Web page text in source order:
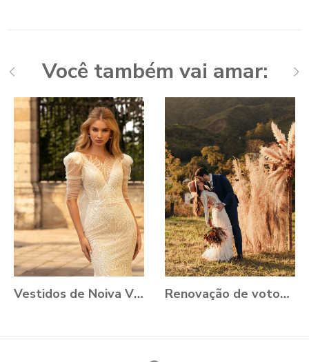
Você também vai amar:
Vestidos de Noiva VONÁ Concept - Coleção Romance 2021 Renovação de votos: Aline e Danilo, Ouro Preto - MG